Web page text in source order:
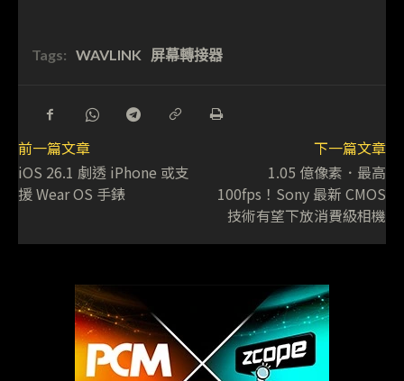
Tags: WAVLINK 屏幕轉接器
前一篇文章
iOS 26.1 劇透 iPhone 或支
援 Wear OS 手錶
下一篇文章
1.05 億像素．最高
100fps！Sony 最新 CMOS
技術有望下放消費級相機